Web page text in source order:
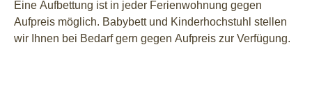
Eine Aufbettung ist in jeder Ferienwohnung gegen
Aufpreis möglich. Babybett und Kinderhochstuhl stellen
wir Ihnen bei Bedarf gern gegen Aufpreis zur Verfügung.